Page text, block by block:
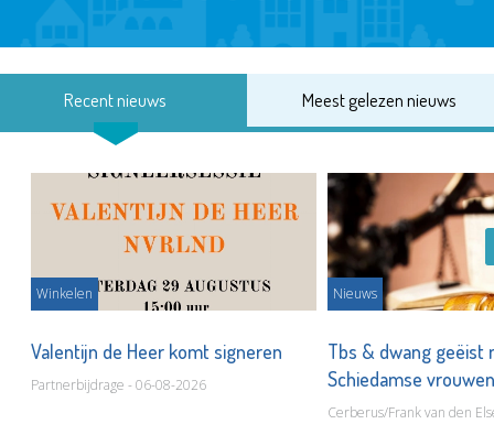
Recent nieuws Meest gelezen nieuws
Winkelen
Valentijn de Heer komt signeren
Partnerbijdrage - 06-08-2026
Nieuws
Tbs & dwang geëist
Schiedamse
Cerberus/Frank van den